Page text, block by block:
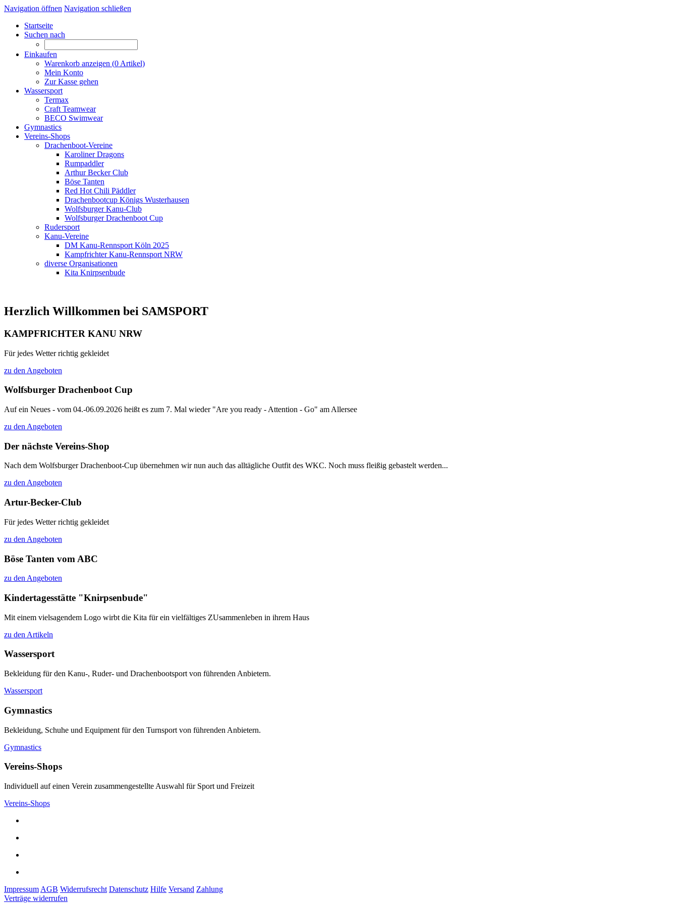
Navigation öffnen Navigation schließen
Startseite
Suchen nach
Einkaufen
Warenkorb anzeigen (0 Artikel)
Mein Konto
Zur Kasse gehen
Wassersport
Termax
Craft Teamwear
BECO Swimwear
Gymnastics
Vereins-Shops
Drachenboot-Vereine
Karoliner Dragons
Rumpaddler
Arthur Becker Club
Böse Tanten
Red Hot Chili Päddler
Drachenbootcup Königs Wusterhausen
Wolfsburger Kanu-Club
Wolfsburger Drachenboot Cup
Rudersport
Kanu-Vereine
DM Kanu-Rennsport Köln 2025
Kampfrichter Kanu-Rennsport NRW
diverse Organisationen
Kita Knirpsenbude
Herzlich Willkommen bei SAMSPORT
KAMPFRICHTER KANU NRW
Für jedes Wetter richtig gekleidet
zu den Angeboten
Wolfsburger Drachenboot Cup
Auf ein Neues - vom 04.-06.09.2026 heißt es zum 7. Mal wieder "Are you ready - Attention - Go" am Allersee
zu den Angeboten
Der nächste Vereins-Shop
Nach dem Wolfsburger Drachenboot-Cup übernehmen wir nun auch das alltägliche Outfit des WKC. Noch muss fleißig gebastelt werden...
zu den Angeboten
Artur-Becker-Club
Für jedes Wetter richtig gekleidet
zu den Angeboten
Böse Tanten vom ABC
zu den Angeboten
Kindertagesstätte "Knirpsenbude"
Mit einem vielsagendem Logo wirbt die Kita für ein vielfältiges ZUsammenleben in ihrem Haus
zu den Artikeln
Wassersport
Bekleidung für den Kanu-, Ruder- und Drachenbootsport von führenden Anbietern.
Wassersport
Gymnastics
Bekleidung, Schuhe und Equipment für den Turnsport von führenden Anbietern.
Gymnastics
Vereins-Shops
Individuell auf einen Verein zusammengestellte Auswahl für Sport und Freizeit
Vereins-Shops
Impressum AGB Widerrufsrecht Datenschutz Hilfe Versand Zahlung
Verträge widerrufen